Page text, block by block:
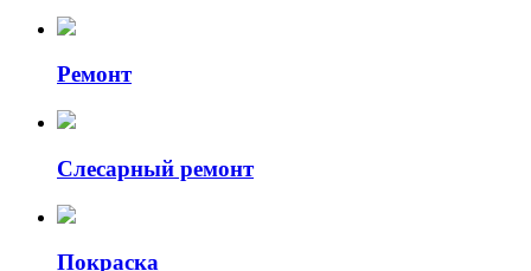
Ремонт
Слесарный ремонт
Покраска